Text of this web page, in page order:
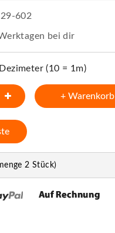
602
bei dir
(10 = 1m)
+ Warenkorb
2 Stück)